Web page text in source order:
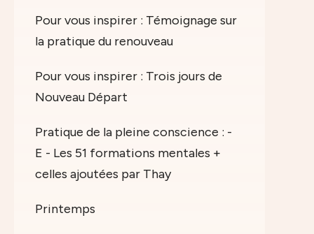
Pour vous inspirer : Témoignage sur
la pratique du renouveau
Pour vous inspirer : Trois jours de
Nouveau Départ
Pratique de la pleine conscience : -
E - Les 51 formations mentales +
celles ajoutées par Thay
Printemps